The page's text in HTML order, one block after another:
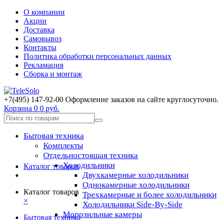
О компании
Акции
Доставка
Самовывоз
Контакты
Политика обработки персональных данных
Рекламация
Сборка и монтаж
+7(495) 147-92-00 Оформление заказов на сайте
Корзина 0 0 руб.
Бытовая техника
Комплекты
Отдельностоящая техника
Холодильники
Двухкамерные холодильники
Однокамерные холодильники
Трехкамерные и более холодильники
Холодильники Side-By-Side
Морозильные камеры
Каталог товаров
Каталог товаров
×
Бытовая техника